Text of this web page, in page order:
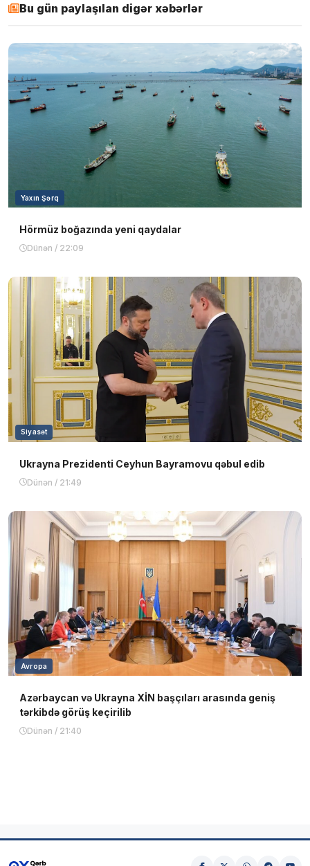
Bu gün paylaşılan digər xəbərlər
Yaxın Şərq
Hörmüz boğazında yeni qaydalar
Dünən / 22:09
Siyasət
Ukrayna Prezidenti Ceyhun Bayramovu qəbul edib
Dünən / 21:49
Avropa
Azərbaycan və Ukrayna XİN başçıları arasında geniş
tərkibdə görüş keçirilib
Dünən / 21:40